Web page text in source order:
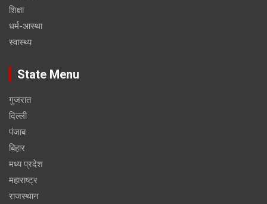
शिक्षा
धर्म-आस्था
स्वास्थ्य
State Menu
गुजरात
दिल्ली
पंजाब
बिहार
मध्य प्रदेश
महाराष्ट्र
राजस्थान